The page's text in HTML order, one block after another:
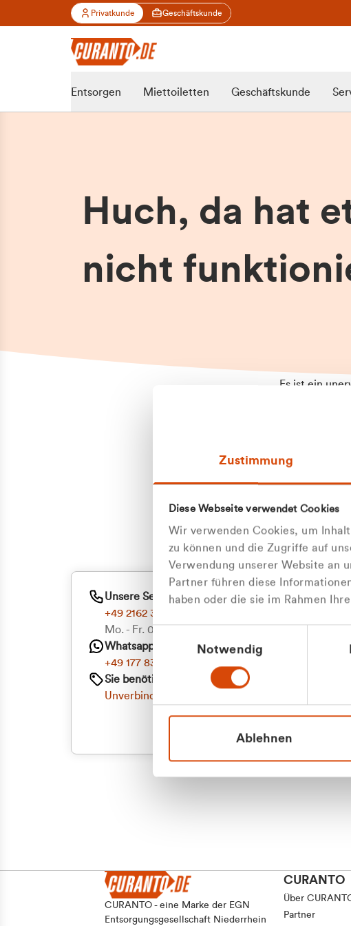
Zustimmung
Diese Webseite verwendet Cookies
Wir verwenden Cookies, um
zu können und die Zugriffe auf
Verwendung unserer Website an
Partner führen diese
haben oder die sie im Rahmen
Einwilligungsauswahl
Notwendig
Ablehnen
Privatkunde Geschäftskunde
Zu
Privatkunde
Entsorgen Miettoiletten Geschäftskunde
Huch, da hat
nicht
Es ist ein
aufgetretenen
Zum
Oder
Unsere Service-Hotline
+49 2162 3769000
Mo. - Fr. 08.00 - 16:30 Uhr
Whatsapp
+49 177 8376058
Sie benötigen ein individuelles Angebot?
Unverbindliche Anfrage stellen
CURANTO - eine Marke der EGN
Entsorgungsgesellschaft Niederrhein
CURANTO
Über
Partner